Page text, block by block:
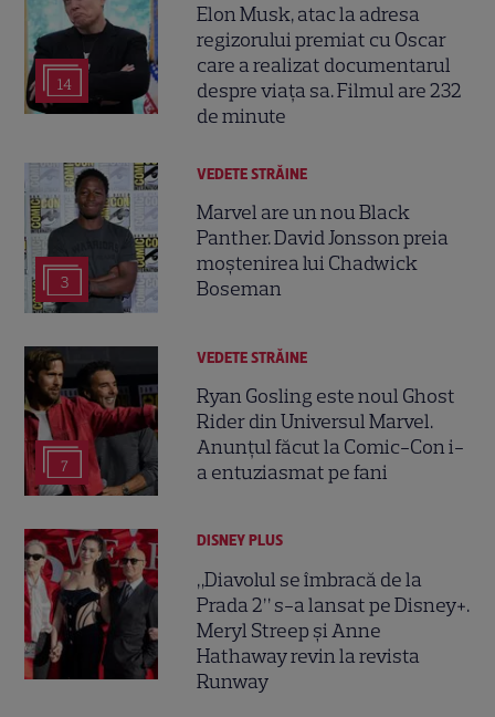
14
Elon Musk, atac la adresa
regizorului premiat cu Oscar
care a realizat documentarul
despre viața sa. Filmul are 232
de minute
3
VEDETE STRĂINE
Marvel are un nou Black
Panther. David Jonsson preia
moștenirea lui Chadwick
Boseman
7
VEDETE STRĂINE
Ryan Gosling este noul Ghost
Rider din Universul Marvel.
Anunțul făcut la Comic-Con i-
a entuziasmat pe fani
DISNEY PLUS
„Diavolul se îmbracă de la
Prada 2” s-a lansat pe Disney+.
Meryl Streep și Anne
Hathaway revin la revista
Runway